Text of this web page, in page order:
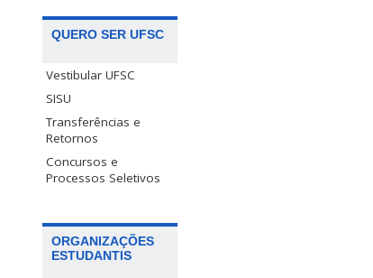
QUERO SER UFSC
Vestibular UFSC
SISU
Transferências e
Retornos
Concursos e
Processos Seletivos
ORGANIZAÇÕES
ESTUDANTIS